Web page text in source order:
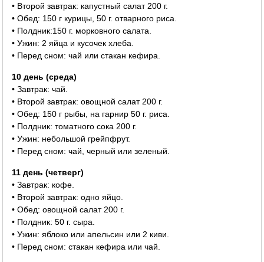
• Второй завтрак: капустный салат 200 г.
• Обед: 150 г курицы, 50 г. отварного риса.
• Полдник:150 г. морковного салата.
• Ужин: 2 яйца и кусочек хлеба.
• Перед сном: чай или стакан кефира.
10 день (среда)
• Завтрак: чай.
• Второй завтрак: овощной салат 200 г.
• Обед: 150 г рыбы, на гарнир 50 г. риса.
• Полдник: томатного сока 200 г.
• Ужин: небольшой грейпфрут.
• Перед сном: чай, черный или зеленый.
11 день (четверг)
• Завтрак: кофе.
• Второй завтрак: одно яйцо.
• Обед: овощной салат 200 г.
• Полдник: 50 г. сыра.
• Ужин: яблоко или апельсин или 2 киви.
• Перед сном: стакан кефира или чай.